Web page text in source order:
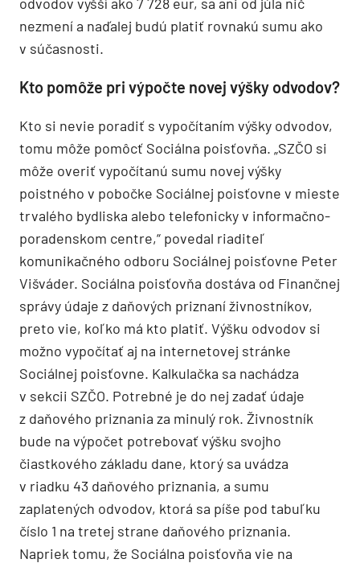
nezmení a naďalej budú platiť rovnakú sumu ako
v súčasnosti.
Kto pomôže pri výpočte novej výšky odvodov?
Kto si nevie poradiť s vypočítaním výšky odvodov,
tomu môže pomôcť Sociálna poisťovňa. „SZČO si
môže overiť vypočítanú sumu novej výšky
poistného v pobočke Sociálnej poisťovne v mieste
trvalého bydliska alebo telefonicky v informačno-
poradenskom centre,“ povedal riaditeľ
komunikačného odboru Sociálnej poisťovne Peter
Višváder. Sociálna poisťovňa dostáva od Finančnej
správy údaje z daňových priznaní živnostníkov,
preto vie, koľko má kto platiť. Výšku odvodov si
možno vypočítať aj na internetovej stránke
Sociálnej poisťovne. Kalkulačka sa nachádza
v sekcii SZČO. Potrebné je do nej zadať údaje
z daňového priznania za minulý rok. Živnostník
bude na výpočet potrebovať výšku svojho
čiastkového základu dane, ktorý sa uvádza
v riadku 43 daňového priznania, a sumu
zaplatených odvodov, ktorá sa píše pod tabuľku
číslo 1 na tretej strane daňového priznania.
Napriek tomu, že Sociálna poisťovňa vie na